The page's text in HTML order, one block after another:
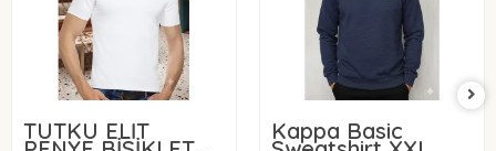
TUTKU ELİT Kappa Basic